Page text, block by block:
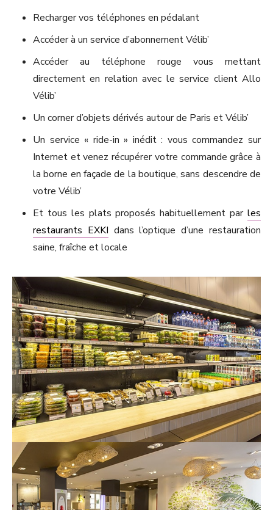
Recharger vos téléphones en pédalant
Accéder à un service d’abonnement Vélib’
Accéder au téléphone rouge vous mettant
directement en relation avec le service client Allo
Vélib’
Un corner d’objets dérivés autour de Paris et Vélib’
Un service « ride-in » inédit : vous commandez sur
Internet et venez récupérer votre commande grâce à
la borne en façade de la boutique, sans descendre de
votre Vélib’
Et tous les plats proposés habituellement par les
restaurants EXKI dans l’optique d’une restauration
saine, fraîche et locale